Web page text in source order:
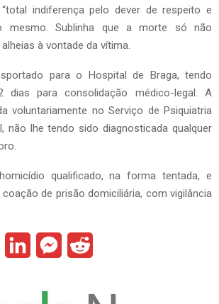
indiferença pelo dever de respeito e
mesmo. Sublinha que a morte só não
à vontade da vítima.
para o Hospital de Braga, tendo
dias para consolidação médico-legal. A
voluntariamente no Serviço de Psiquiatria
não lhe tendo sido diagnosticada qualquer
qualificado, na forma tentada, e
de prisão domiciliária, com vigilância
M
d